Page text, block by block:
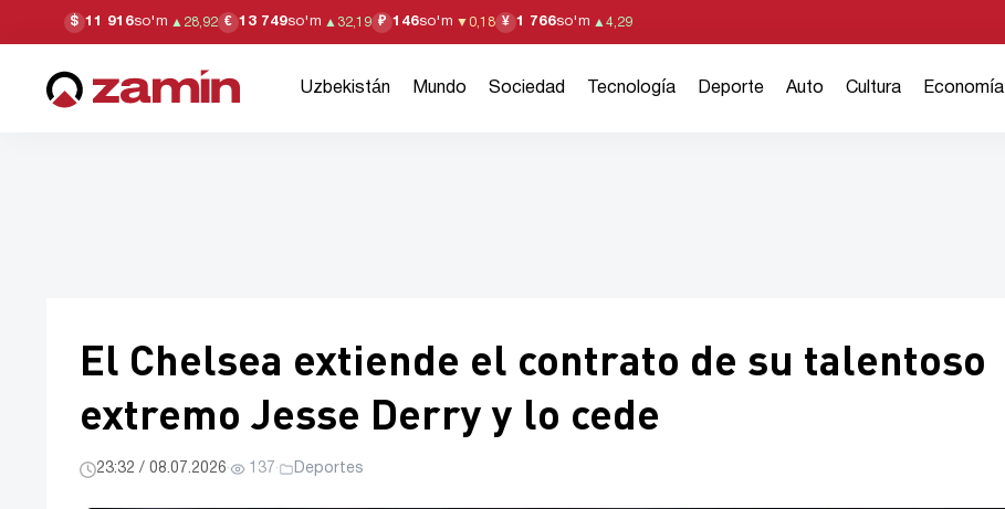
$ 11 916so'm ▲ 28,92 € 13 749so'm ▲ 32,19 ₽ 146so'm ▼ 0,18 ¥ 1 766so'm ▲ 4,29
Uzbekistán Mundo Sociedad Tecnología Deporte Auto Cultura Economía
El Chelsea extiende el contrato de su talentoso
extremo Jesse Derry y lo cede
23:32 / 08.07.2026· 137 · Deportes